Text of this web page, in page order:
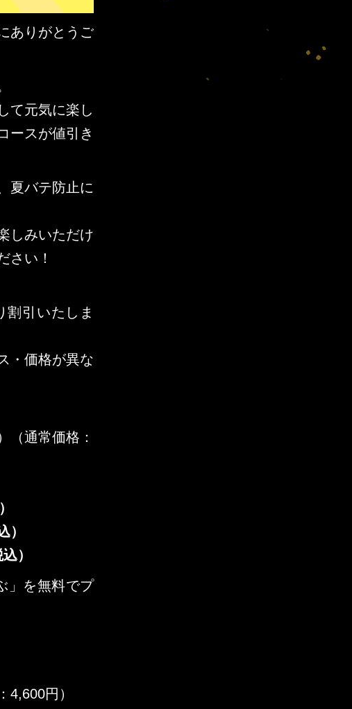
ありがとうご
て元気に楽し
ースが値引き
夏バテ防止に
しみいただけ
さい！
割引いたしま
・価格が異な
（通常価格：
）
）
」を無料でプ
4,600円）